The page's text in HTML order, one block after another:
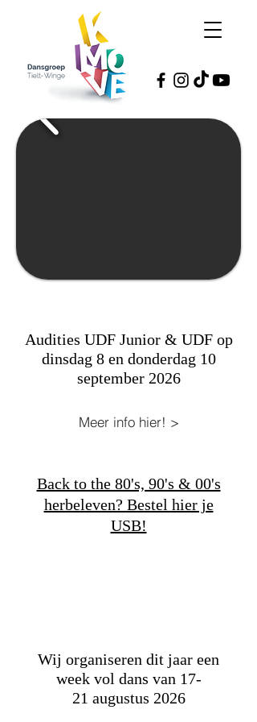
Audities UDF Junior & UDF op
dinsdag 8 en donderdag 10
september 2026
Meer info hier! >
Back to the 80's, 90's & 00's
herbeleven? Bestel hier je
USB!
Wij organiseren dit jaar een
week vol dans van 17-
21 augustus 2026